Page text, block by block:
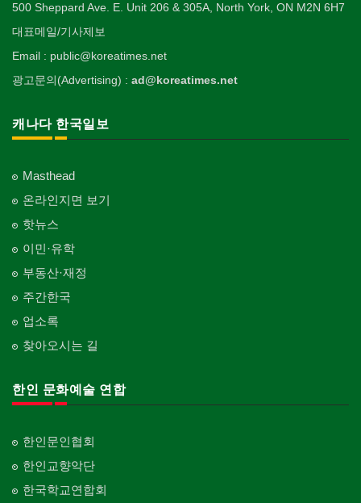
500 Sheppard Ave. E. Unit 206 & 305A, North York, ON M2N 6H7
대표메일/기사제보
Email : public@koreatimes.net
광고문의(Advertising) : ad@koreatimes.net
캐나다 한국일보
Masthead
온라인지면 보기
핫뉴스
이민·유학
부동산·재정
주간한국
업소록
찾아오시는 길
한인 문화예술 연합
한인문인협회
한인교향악단
한국학교연합회